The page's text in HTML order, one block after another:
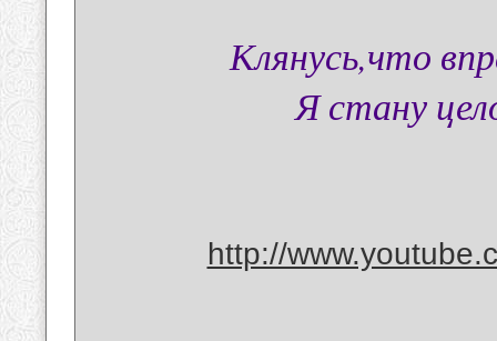
Клянусь,что
Я стану
http://